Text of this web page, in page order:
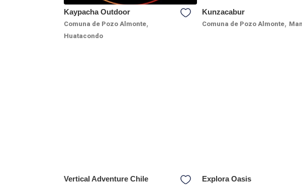
Kaypacha Outdoor
Comuna de Pozo Almonte,
Huatacondo
Kunzacabur
Comuna de Pozo Almonte,
Vertical Adventure Chile Explora Oasis